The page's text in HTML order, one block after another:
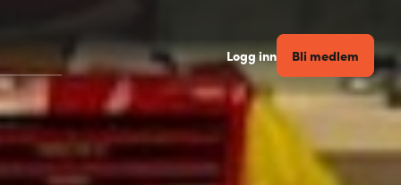
Logg inn Bli medlem